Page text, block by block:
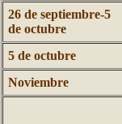
26 de septiembre-5
de octubre
5 de octubre
Noviembre